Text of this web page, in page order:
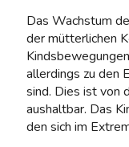
Das Wachstum
der mütterlichen
allerdings zu den
sind. Dies ist von
aushaltbar. Das
den sich im